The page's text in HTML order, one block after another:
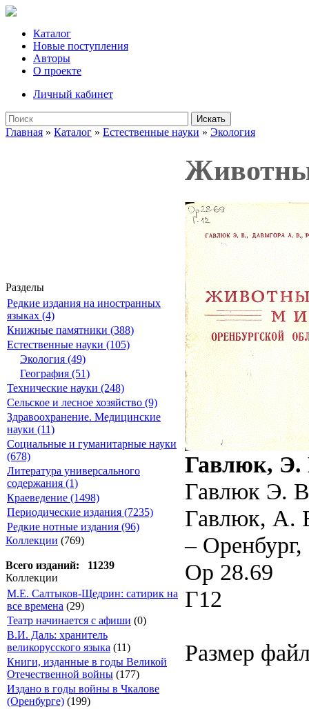
Каталог
Новые поступления
Авторы
О проекте
Личный кабинет
Искать
Главная » Каталог » Естественные науки » Экология
Разделы
Редкие издания на иностранных
языках (4)
Книжные памятники (388)
Естественные науки (105)
Экология (49)
География (51)
Технические науки (248)
Сельское и лесное хозяйство (9)
Здравоохранение. Медицинские
науки (11)
Социальные и гуманитарные науки
(678)
Литература универсального
содержания (1)
Краеведение (1498)
Периодические издания (7235)
Редкие нотные издания (96)
Коллекции (769)
Всего изданий: 11239
Коллекции
М.Е. Салтыков-Щедрин: сатирик на
все времена (29)
Театр начинается с афиши (0)
В.И. Даль: хранитель
великорусского языка (11)
Книги, изданные в годы Великой
Отечественной войны (177)
Издано в годы войны в Чкалове
(Оренбурге) (199)
Гавлюк, Э.
Гавлюк Э.
Гавлюк, А.
–
Ор 28.69
Г12
Размер